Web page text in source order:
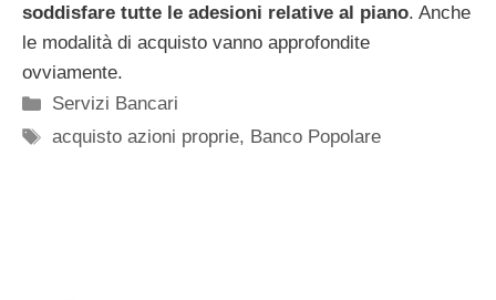
soddisfare tutte le adesioni relative al piano. Anche
le modalità di acquisto vanno approfondite
ovviamente.
Categorie
Servizi Bancari
Tag
acquisto azioni proprie, Banco Popolare